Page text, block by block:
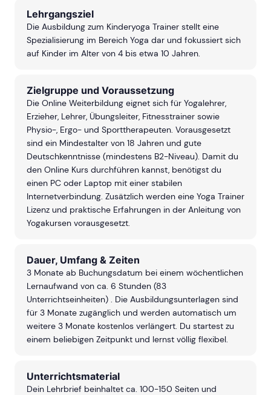
Lehrgangsziel
Die Ausbildung zum Kinderyoga Trainer stellt eine
Spezialisierung im Bereich Yoga dar und fokussiert sich
auf Kinder im Alter von 4 bis etwa 10 Jahren.
Zielgruppe und Voraussetzung
Die Online Weiterbildung eignet sich für Yogalehrer,
Erzieher, Lehrer, Übungsleiter, Fitnesstrainer sowie
Physio-, Ergo- und Sporttherapeuten. Vorausgesetzt
sind ein Mindestalter von 18 Jahren und gute
Deutschkenntnisse (mindestens B2-Niveau). Damit du
den Online Kurs durchführen kannst, benötigst du
einen PC oder Laptop mit einer stabilen
Internetverbindung. Zusätzlich werden eine Yoga Trainer
Lizenz und praktische Erfahrungen in der Anleitung von
Yogakursen vorausgesetzt.
Dauer, Umfang & Zeiten
3 Monate ab Buchungsdatum bei einem wöchentlichen
Lernaufwand von ca. 6 Stunden (83
Unterrichtseinheiten) . Die Ausbildungsunterlagen sind
für 3 Monate zugänglich und werden automatisch um
weitere 3 Monate kostenlos verlängert. Du startest zu
einem beliebigen Zeitpunkt und lernst völlig flexibel.
Unterrichtsmaterial
Dein Lehrbrief beinhaltet ca. 100-150 Seiten und